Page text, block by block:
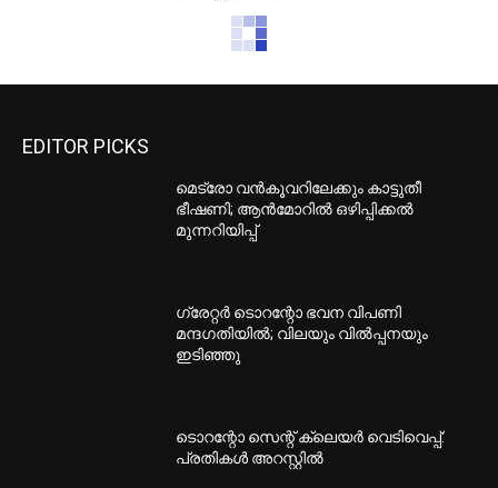
EDITOR PICKS
മെട്രോ വൻകൂവറിലേക്കും കാട്ടുതീ
ഭീഷണി; ആൻമോറിൽ ഒഴിപ്പിക്കൽ
മുന്നറിയിപ്പ്
ഗ്രേറ്റര്‍ ടൊറന്റോ ഭവന വിപണി
മന്ദഗതിയില്‍; വിലയും വില്‍പ്പനയും
ഇടിഞ്ഞു
ടൊറന്റോ സെന്റ് ക്ലെയര്‍ വെടിവെപ്പ്:
പ്രതികള്‍ അറസ്റ്റില്‍